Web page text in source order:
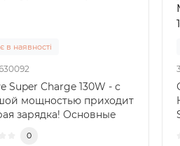
в наявності
Super Charge 130W - с
мощностью приходит
зарядка! Основные
0